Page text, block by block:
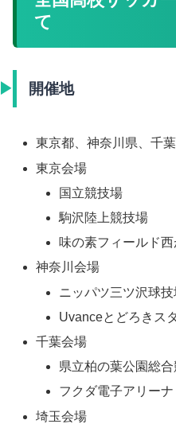
て
開催地
東京都、神奈川県、千
東京会場
国立競技場
駒沢陸上競技場
味の素フィールド西
神奈川会場
ニッパツ三ツ沢球技
Uvanceとどろきス
千葉会場
県立柏の葉公園総
フクダ電子アリーナ
埼玉会場